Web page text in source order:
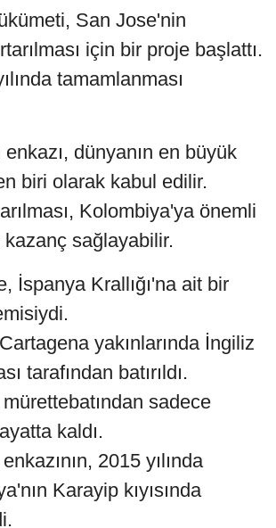
San Jose'nin
için bir proje başlattı.
tamamlanması
dünyanın en büyük
biri olarak kabul edilir.
Kolombiya'ya önemli
sağlayabilir.
İspanya Krallığı'na ait bir
yakınlarında İngiliz
tarafından batırıldı.
sadece
kaldı.
2015 yılında
Karayip kıyısında